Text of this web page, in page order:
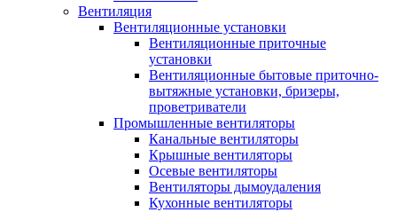
Вентиляция
Вентиляционные установки
Вентиляционные приточные
установки
Вентиляционные бытовые приточно-
вытяжные установки, бризеры,
проветриватели
Промышленные вентиляторы
Канальные вентиляторы
Крышные вентиляторы
Осевые вентиляторы
Вентиляторы дымоудаления
Кухонные вентиляторы